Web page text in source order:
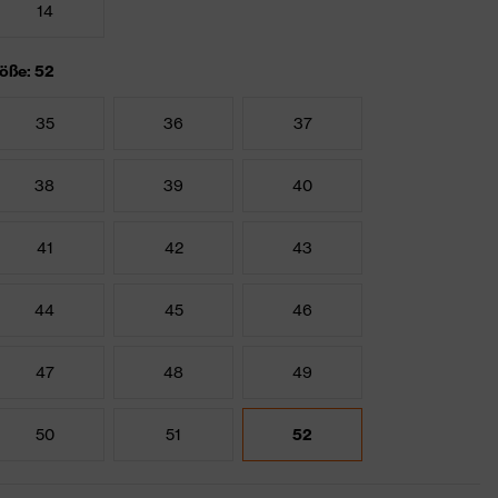
14
52
35 36 37
38 39 40
41 42 43
44 45 46
47 48 49
50 51 52